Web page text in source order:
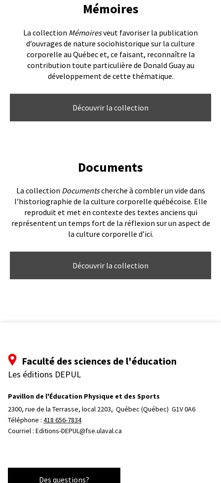
Mémoires
La collection Mémoiresveut favoriser la publication
d’ouvrages de nature sociohistorique sur la culture
corporelle au Québec et, ce faisant, reconnaître la
contribution toute particulière de Donald Guay au
développement de cette thématique.
Découvrir la collection
Documents
La collection Documentscherche à combler un vide dans
l’historiographie de la culture corporelle québécoise. Elle
reproduit et met en contexte des textes anciens qui
représentent un temps fort de la réflexion sur un aspect de
la culture corporelle d’ici.
Découvrir la collection
Faculté des sciences de l'éducation
Les éditions DEPUL
Pavillon de l'Éducation Physique et des Sports
2300, rue de la Terrasse, local 2203, Québec (Québec)  G1V 0A6
Téléphone : 418 656-7834
Courriel : Editions-DEPUL@fse.ulaval.ca
Des questions?